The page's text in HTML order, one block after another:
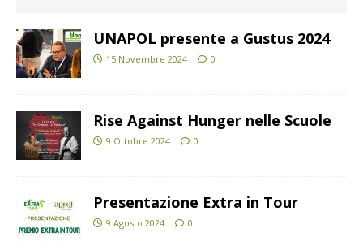
UNAPOL presente a Gustus 2024
15 Novembre 2024 0
Rise Against Hunger nelle Scuole
9 Ottobre 2024 0
Presentazione Extra in Tour
9 Agosto 2024 0